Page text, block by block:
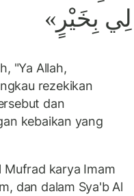
لِي بِخَيْرٍ»
"Ya Allah,
rezekikan
dan
kebaikan yang
Mufrad karya Imam
dan dalam Sya'b Al